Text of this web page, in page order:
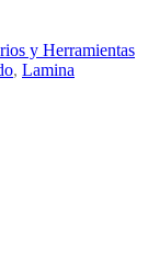
y Herramientas
, Lamina